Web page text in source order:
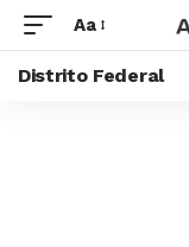
Aa
Distrito Federal